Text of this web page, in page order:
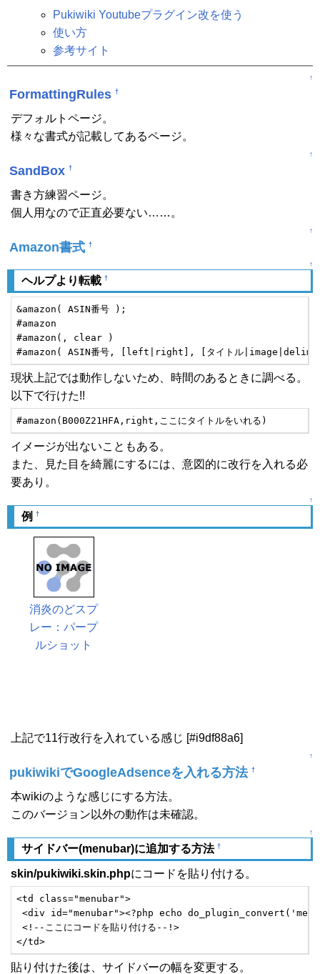
Pukiwiki Youtubeプラグイン改を使う
使い方
参考サイト
↑
FormattingRules †
デフォルトページ。
様々な書式が記載してあるページ。
↑
SandBox †
書き方練習ページ。
個人用なので正直必要ない……。
↑
Amazon書式 †
↑
ヘルプより転載 †
&amazon( ASIN番号 );
#amazon
#amazon(, clear )
#amazon( ASIN番号, [left|right], [タイトル
現状上記では動作しないため、時間のあるときに調べる。
以下で行けた!!
#amazon(B000Z21HFA,right,ここにタイトルをいれる)
イメージが出ないこともある。
また、見た目を綺麗にするには、意図的に改行を入れる必
要あり。
↑
例 †
消炎のどスプ
レー：パープ
ルショット
上記で11行改行を入れている感じ [#i9df88a6]
↑
pukiwikiでGoogleAdsenceを入れる方法 †
本wikiのような感じにする方法。
このバージョン以外の動作は未確認。
↑
サイドバー(menubar)に追加する方法 †
skin/pukiwiki.skin.phpにコードを貼り付ける。
<td class="menubar">
<div id="menubar"><?php echo
<!--ここにコードを貼り付ける--!>
</td>
貼り付けた後は、サイドバーの幅を変更する。